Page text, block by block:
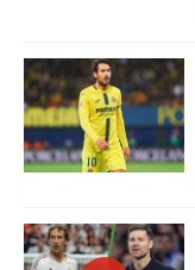
de
disponible